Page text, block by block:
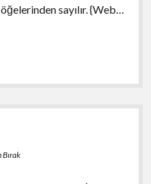
sayılır. {Web…
Bırak